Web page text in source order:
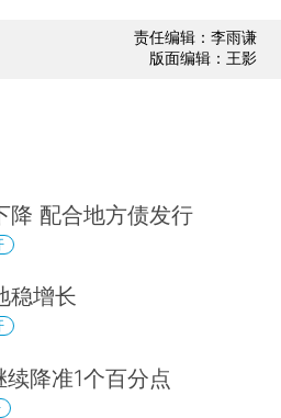
责任编辑：李雨谦
版面编辑：王影
降 配合地方债发行
稳增长
降准1个百分点